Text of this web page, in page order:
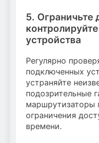
5. Ограничьте
устройства
Регулярно
подключенных
устраняйте
подозрительные
маршрутизаторы
ограничения
времени.